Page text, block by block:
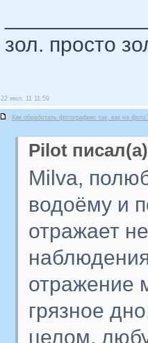
зол. просто
22 июл, 11 11:59
Как обработать фотографию так, как на
Pilot
Milva,
водоёму и
отражает
отражение
грязное
целом,